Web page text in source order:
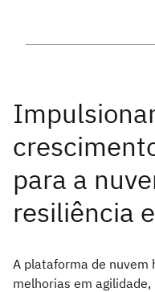
A plataforma de nuvem
melhorias em